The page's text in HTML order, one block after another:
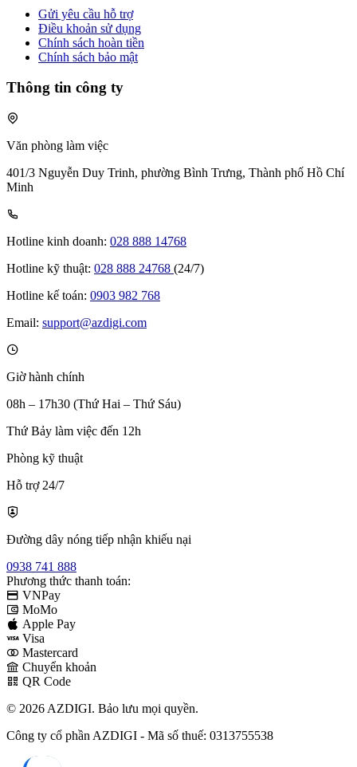
Gửi yêu cầu hỗ trợ
Điều khoản sử dụng
Chính sách hoàn tiền
Chính sách bảo mật
Thông tin công ty
Văn phòng làm việc
401/3 Nguyễn Duy Trinh, phường Bình Trưng, Thành phố Hồ Chí
Minh
Hotline kinh doanh: 028 888 14768
Hotline kỹ thuật: 028 888 24768 (24/7)
Hotline kế toán: 0903 982 768
Email: support@azdigi.com
Giờ hành chính
08h – 17h30 (Thứ Hai – Thứ Sáu)
Thứ Bảy làm việc đến 12h
Phòng kỹ thuật
Hỗ trợ 24/7
Đường dây nóng tiếp nhận khiếu nại
0938 741 888
Phương thức thanh toán:
VNPay
MoMo
Apple Pay
Visa
Mastercard
Chuyển khoản
QR Code
© 2026 AZDIGI. Bảo lưu mọi quyền.
Công ty cổ phần AZDIGI - Mã số thuế: 0313755538